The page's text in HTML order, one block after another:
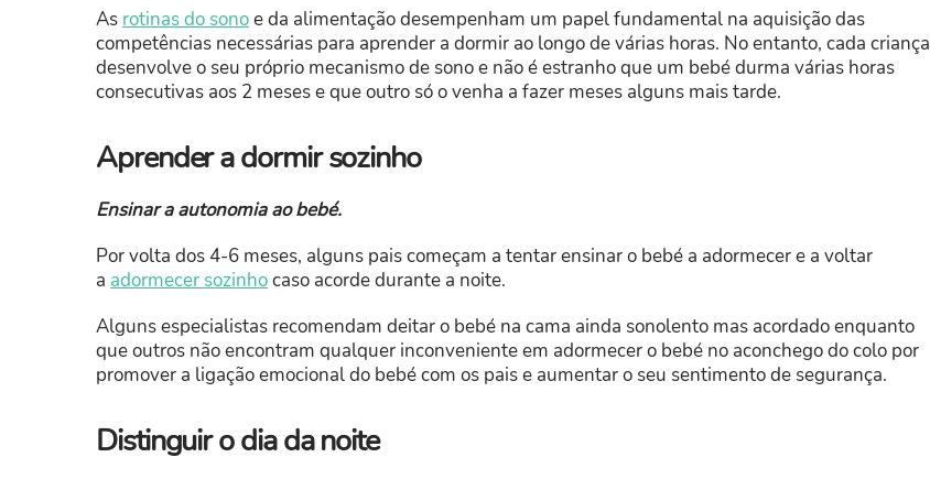
As rotinas do sonoe da alimentação desempenham um papel fundamental na aquisição das
competências necessárias para aprender a dormir ao longo de várias horas. No entanto, cada criança
desenvolve o seu próprio mecanismo de sono e não é estranho que um bebé durma várias horas
consecutivas aos 2 meses e que outro só o venha a fazer meses alguns mais tarde.
Aprender a dormir sozinho
Ensinar a autonomia ao bebé.
Por volta dos 4-6 meses, alguns pais começam a tentar ensinar o bebé a adormecer e a voltar
a adormecer sozinhocaso acorde durante a noite.
Alguns especialistas recomendam deitar o bebé na cama ainda sonolento mas acordado enquanto
que outros não encontram qualquer inconveniente em adormecer o bebé no aconchego do colo por
promover a ligação emocional do bebé com os pais e aumentar o seu sentimento de segurança.
Distinguir o dia da noite